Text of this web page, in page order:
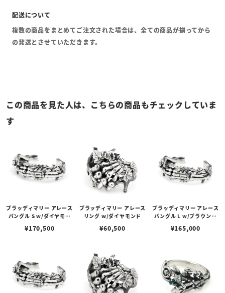
複数の商品をまとめてご注文された場合は、全ての商品が揃ってから
の発送とさせていただきます。
この商品を見た人は、こちらの商品もチェックしていま
す
ブラッディマリー アレース
バングル S w/ダイヤモン
¥170,500
ブラッディマリー アレース
リング w/ダイヤモンド
¥60,500
ブラッディマリー アレース
バングル L w/ブラウンダ
¥165,000